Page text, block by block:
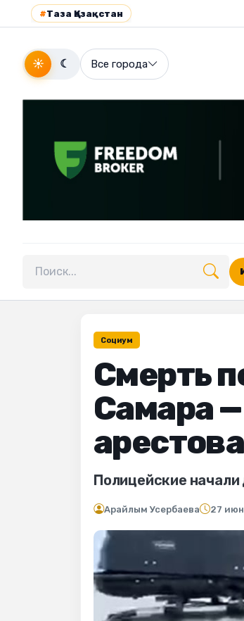
#Таза Қазақстан
☀ ☾ Все города
Поиск по сайту
Социум
Смерть
Самара
Полицейские
Арайлым Усербаева 27